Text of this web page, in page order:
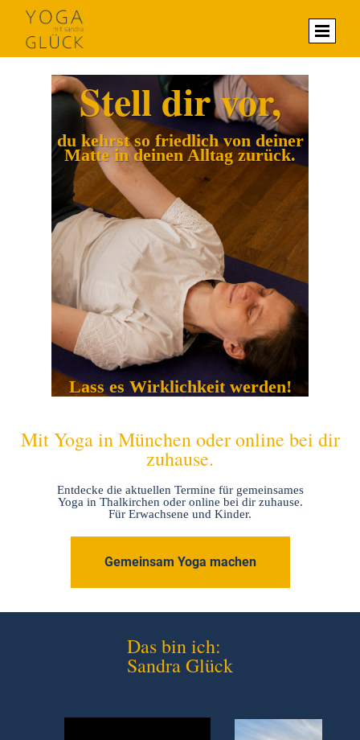
Stell dir vor,
du kehrst so friedlich von deiner
Matte in deinen Alltag zurück.
Lass es Wirklichkeit werden!
Mit Yoga in München oder online bei dir
zuhause.
Entdecke die aktuellen Termine für gemeinsames
Yoga in Thalkirchen oder online bei dir zuhause.
Für Erwachsene und Kinder.
Gemeinsam Yoga machen
Das bin ich:
Sandra Glück